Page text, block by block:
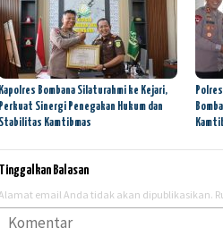
Kapolres Bombana Silaturahmi ke Kejari,
Perkuat Sinergi Penegakan Hukum dan
Stabilitas Kamtibmas
Tinggalkan Balasan
email Anda tidak akan dipublikasikan.